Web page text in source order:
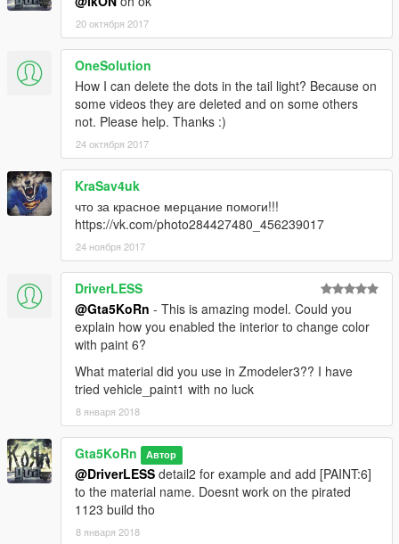
- Read the README file inside the archive
► Subscribe to my YouTube and other pages:
facebook.com/GTA5KoRn
youtube.com/GTA5KoRn
instagram.com/gta5korn
vk.com/gta5korn
► Join the KoRn Crew in GTA Online:
http://socialclub.rockstargames.com/crew/korn_team
20 октября 2017
OneSolution
How I can delete the dots in the tail light? Because on
some videos they are deleted and on some others
not. Please help. Thanks :)
24 октября 2017
KraSav4uk
что за красное мерцание помоги!!!
https://vk.com/photo284427480_456239017
24 ноября 2017
DriverLESS
@Gta5KoRn - This is amazing model. Could you
explain how you enabled the interior to change color
with paint 6?
What material did you use in Zmodeler3?? I have
tried vehicle_paint1 with no luck
8 января 2018
Gta5KoRn Автор
@DriverLESS detail2 for example and add [PAINT:6]
to the material name. Doesnt work on the pirated
1123 build tho
8 января 2018